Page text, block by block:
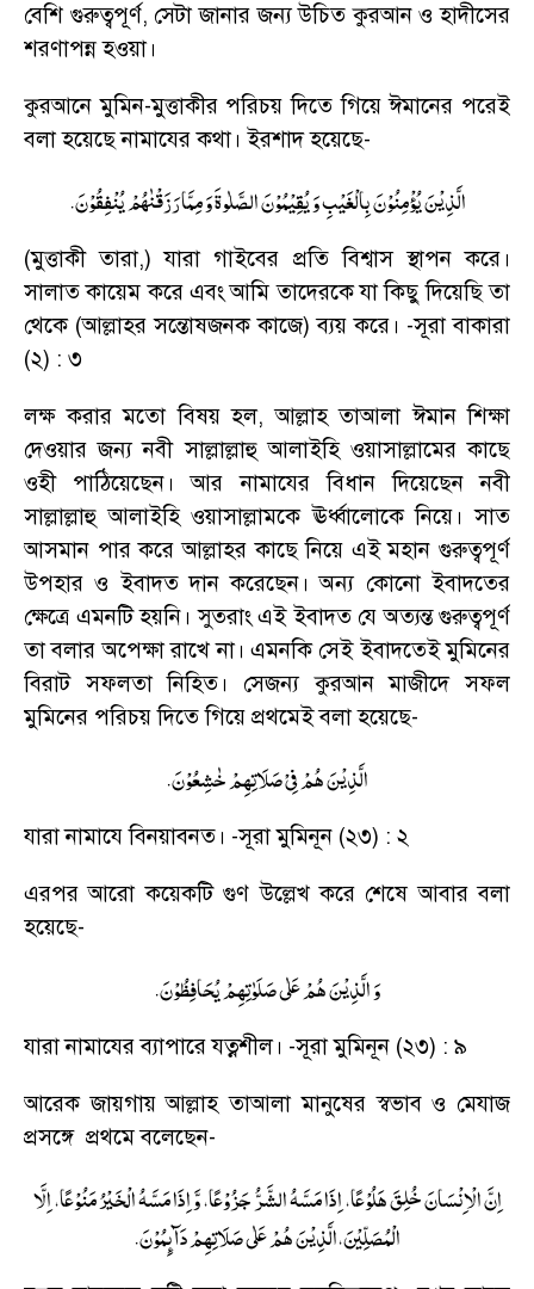
বেশি গুরুত্বপূর্ণ, সেটা জানার জন্য উচিত কুরআন ও হাদীসের
শরণাপন্ন হওয়া।
কুরআনে মুমিন-মুত্তাকীর পরিচয় দিতে গিয়ে ঈমানের পরেই
বলা হয়েছে নামাযের কথা। ইরশাদ হয়েছে-
الَّذِیْنَ یُؤْمِنُوْنَ بِالْغَیْبِ وَ یُقِیْمُوْنَ الصَّلٰوةَ وَ مِمَّا رَزَقْنٰهُمْ یُنْفِقُوْنَ.
(মুত্তাকী তারা,)যারা গাইবের প্রতি বিশ্বাস স্থাপন করে।
সালাত কায়েম করে এবং আমি তাদেরকে যা কিছু দিয়েছি তা
থেকে (আল্লাহর সন্তোষজনক কাজে) ব্যয় করে। -সূরা বাকারা
(২) : ৩
লক্ষ করার মতো বিষয় হল,আল্লাহ তাআলা ঈমান শিক্ষা
দেওয়ার জন্য নবী সাল্লাল্লাহু আলাইহি ওয়াসাল্লামের কাছে
ওহী পাঠিয়েছেন। আর নামাযের বিধান দিয়েছেন নবী
সাল্লাল্লাহু আলাইহি ওয়াসাল্লামকে ঊর্ধ্বালোকে নিয়ে। সাত
আসমান পার করে আল্লাহর কাছে নিয়ে এই মহান গুরুত্বপূর্ণ
উপহার ও ইবাদত দান করেছেন। অন্য কোনো ইবাদতের
ক্ষেত্রে এমনটি হয়নি। সুতরাং এই ইবাদত যে অত্যন্ত গুরুত্বপূর্ণ
তা বলার অপেক্ষা রাখে না। এমনকি সেই ইবাদতেই মুমিনের
বিরাট সফলতা নিহিত। সেজন্য কুরআন মাজীদে সফল
মুমিনের পরিচয় দিতে গিয়ে প্রথমেই বলা হয়েছে-
الَّذِیْنَ هُمْ فِیْ صَلَاتِهِمْ خٰشِعُوْنَ.
যারা নামাযে বিনয়াবনত। -সূরা মুমিনূন (২৩) : ২
এরপর আরো কয়েকটি গুণ উল্লেখ করে শেষে আবার বলা
হয়েছে-
وَ الَّذِیْنَ هُمْ عَلٰی صَلَوٰتِهِمْ یُحَافِظُوْنَ.
যারা নামাযের ব্যাপারে যত্নশীল। -সূরা মুমিনূন (২৩) : ৯
আরেক জায়গায় আল্লাহ তাআলা মানুষের স্বভাব ও মেযাজ
প্রসঙ্গে প্রথমে বলেছেন-
اِنَّ الْاِنْسَانَ خُلِقَ هَلُوْعًا، اِذَا مَسَّهُ الشَّرُّ جَزُوْعًا، وَّ اِذَا مَسَّهُ الْخَیْرُ مَنُوْعًا، اِلَّا
الْمُصَلِّیْنَ،الَّذِیْنَ هُمْ عَلٰی صَلَاتِهِمْ دَآىِٕمُوْنَ.